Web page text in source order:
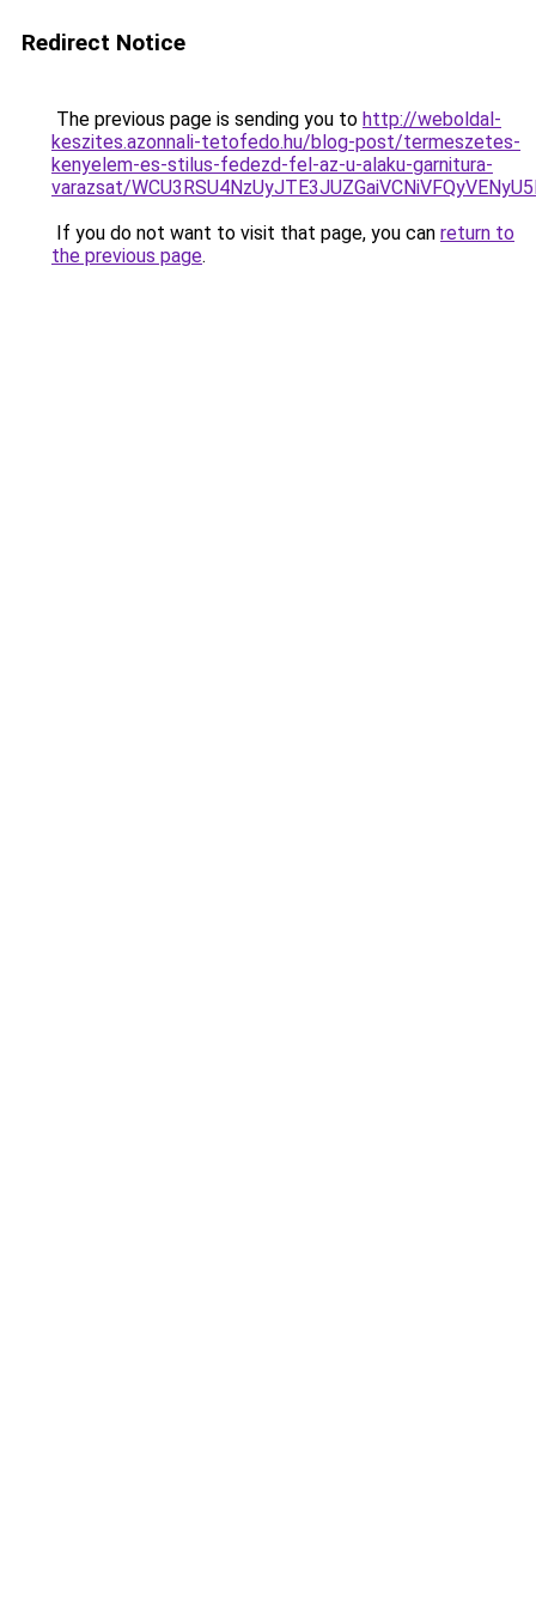
Redirect Notice
The previous page is sending you to http://weboldal-
keszites.azonnali-tetofedo.hu/blog-post/termeszetes-
kenyelem-es-stilus-fedezd-fel-az-u-alaku-garnitura-
varazsat/
If you do not want to visit that page, you can return to
the previous page.